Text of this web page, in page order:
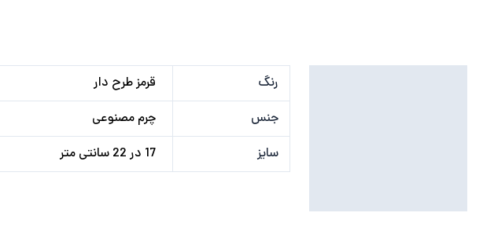
رنگ
قرمز طرح دار
جنس
چرم مصنوعی
سایز
17 در 22 سانتی متر